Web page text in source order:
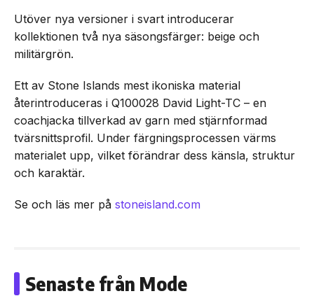
Utöver nya versioner i svart introducerar
kollektionen två nya säsongsfärger: beige och
militärgrön.
Ett av Stone Islands mest ikoniska material
återintroduceras i Q100028 David Light-TC – en
coachjacka tillverkad av garn med stjärnformad
tvärsnittsprofil. Under färgningsprocessen värms
materialet upp, vilket förändrar dess känsla, struktur
och karaktär.
Se och läs mer på stoneisland.com
Senaste från Mode